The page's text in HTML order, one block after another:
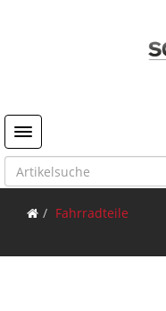
Toggle navigation
Fahrradteile